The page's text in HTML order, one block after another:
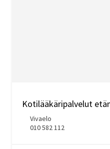
Kotilääkäripalvelut
Vivaelo
010 582 112